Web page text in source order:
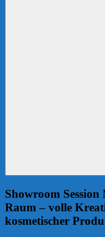
Showroom
Raum – volle
kosmetischer